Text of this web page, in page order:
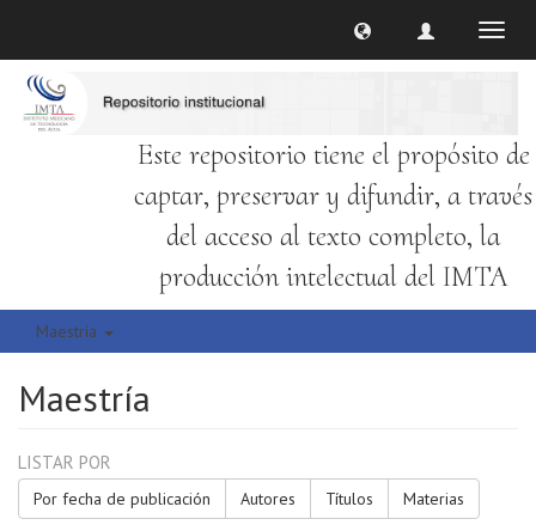
Este repositorio tiene el propósito de
captar, preservar y difundir, a través
del acceso al texto completo, la
producción intelectual del IMTA
Maestría
Maestría
LISTAR POR
Por fecha de publicación Autores Títulos Materias